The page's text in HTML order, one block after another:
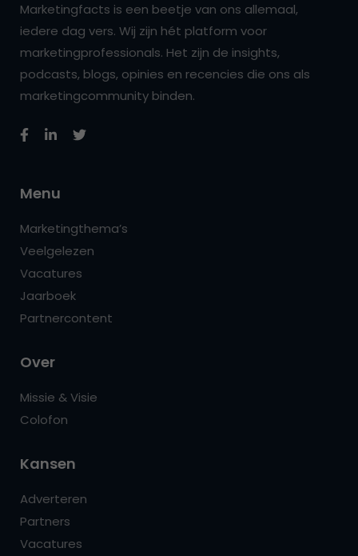
Marketingfacts is een beetje van ons allemaal,
iedere dag vers. Wij zijn hét platform voor
marketingprofessionals. Het zijn de insights,
podcasts, blogs, opinies en recencies die ons als
marketingcommunity binden.
Menu
Marketingthema’s
Veelgelezen
Vacatures
Jaarboek
Partnercontent
Over
Missie & Visie
Colofon
Kansen
Adverteren
Partners
Vacatures